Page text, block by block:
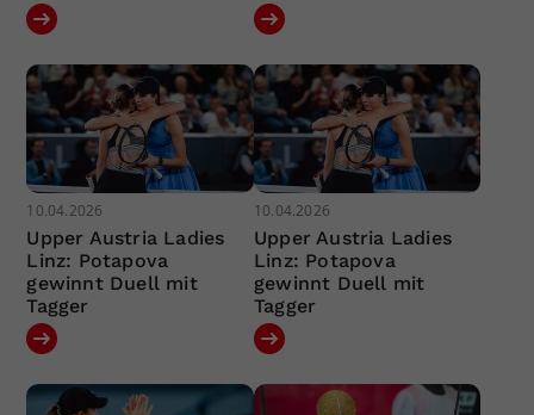
10.04.2026
Upper Austria Ladies
Linz: Potapova
gewinnt Duell mit
Tagger
10.04.2026
Upper Austria Ladies
Linz: Potapova
gewinnt Duell mit
Tagger